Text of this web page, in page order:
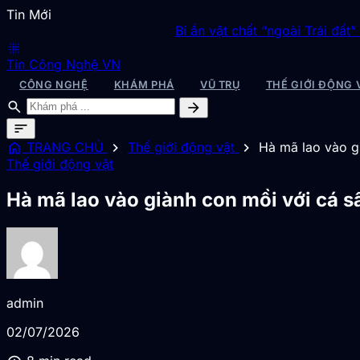
Tin Mới
Bí ẩn vật chất “ngoài Trái đất” được sinh
blur_on
Tin Công Nghệ VN
CÔNG NGHỆ KHÁM PHÁ VŨ TRỤ THẾ GIỚI ĐỘNG
search
arrow_forward
sort
home TRANG CHỦ chevron_right Thế giới động vật chevron_right
Hà mã lao vào
Thế giới động vật
Hà mã lao vào giành con mồi với cá
admin
02/07/2026